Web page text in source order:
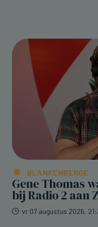
BLANKENBERGE
Gene Thomas
bij Radio 2 aan
vr 07 augustus 2026,